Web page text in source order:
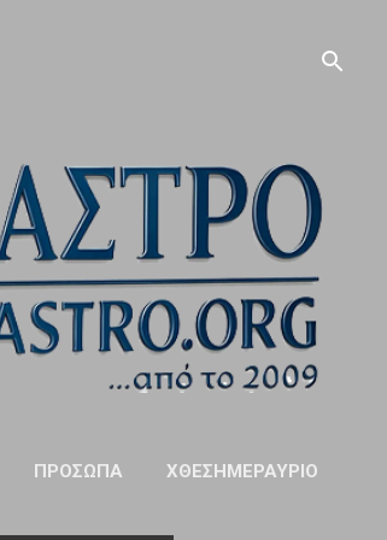
ΠΡΌΣΩΠΑ ΧΘΕΣΗΜΕΡΑΥΡΙΟ